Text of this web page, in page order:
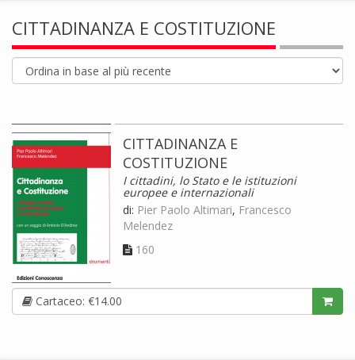
CITTADINANZA E COSTITUZIONE
CITTADINANZA E
COSTITUZIONE
I cittadini, lo Stato e le istituzioni
europee e internazionali
di: Pier Paolo Altimari, Francesco
Melendez
160
Cartaceo: €14.00